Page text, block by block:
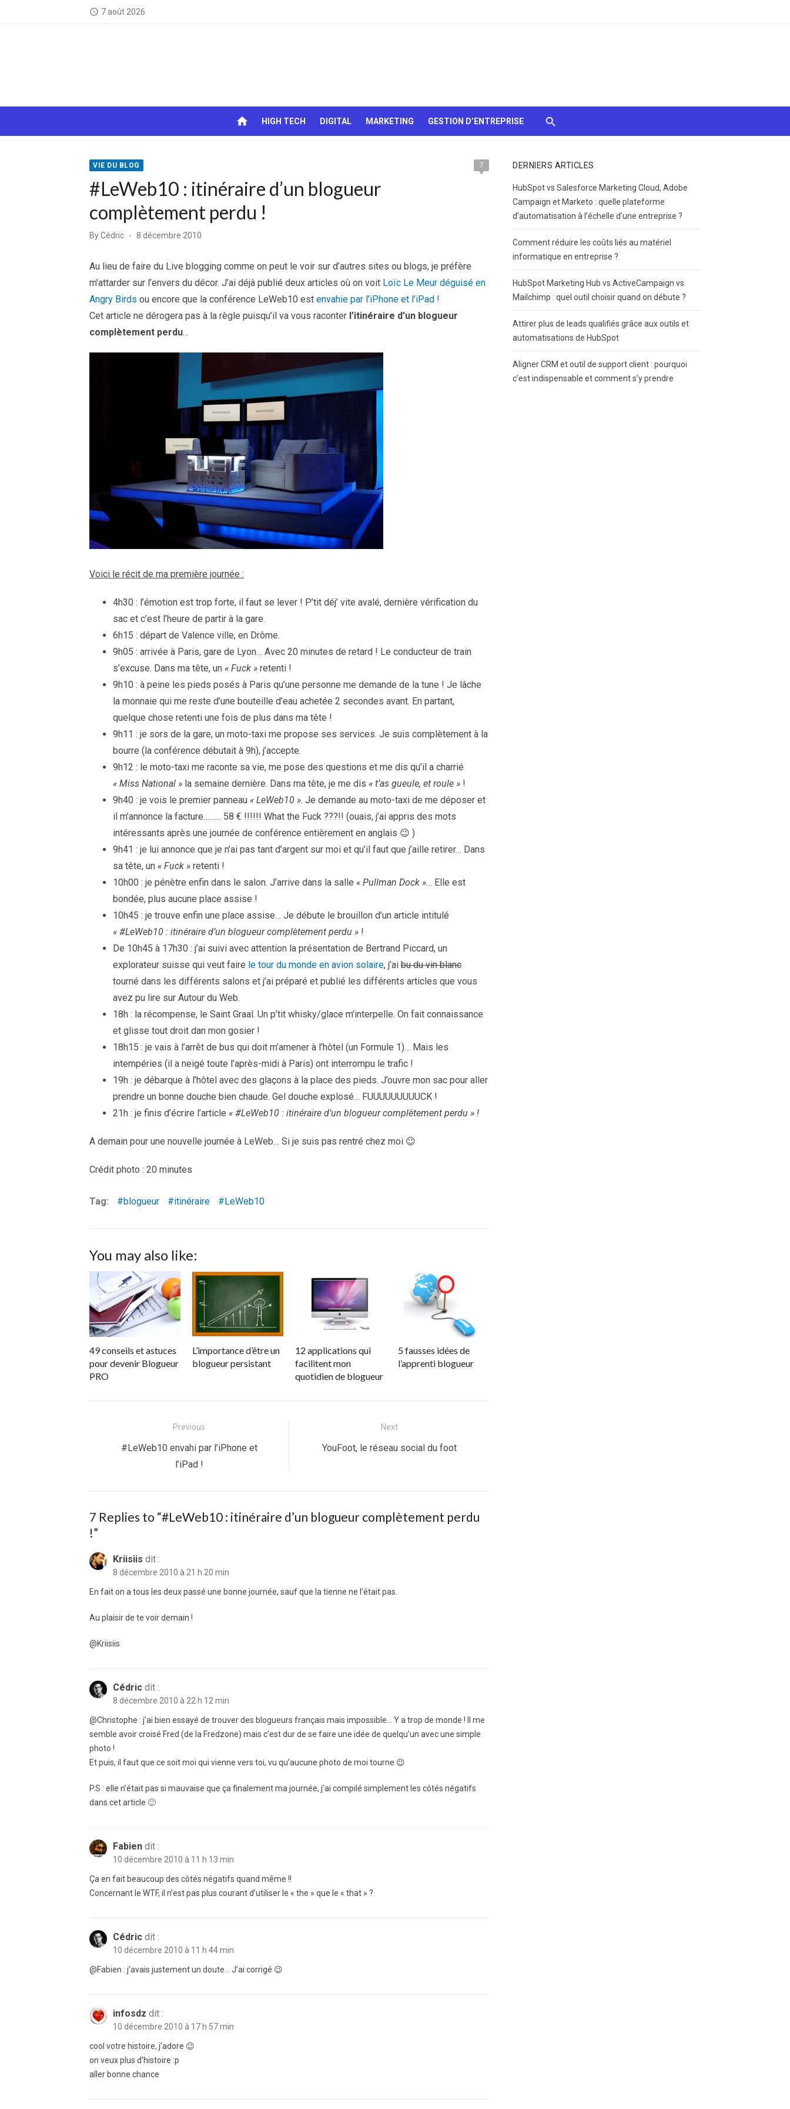
access_time 7 août 2026
chocolats…
home HIGH TECH DIGITAL MARKETING GESTION D’ENTREPRISE
VIE DU BLOG 7
#LeWeb10 : itinéraire d’un blogueur
complètement perdu !
ByCédric
Posted
8 décembre 2010
Au lieu de faire du Live blogging comme on peut le voir sur d’autres sites ou blogs, je préfère
m’attarder sur l’envers du décor. J’ai déjà publié deux articles où on voit Loïc Le Meur déguisé en
Angry Birds ou encore que la conférence LeWeb10 est envahie par l’iPhone et l’iPad !
Cet article ne dérogera pas à la règle puisqu’il va vous raconter l’itinéraire d’un blogueur
complètement perdu…
Voici le récit de ma première journée :
4h30 : l’émotion est trop forte, il faut se lever ! P’tit déj’ vite avalé, dernière vérification du
sac et c’est l’heure de partir à la gare.
6h15 : départ de Valence ville, en Drôme.
9h05 : arrivée à Paris, gare de Lyon… Avec 20 minutes de retard ! Le conducteur de train
s’excuse. Dans ma tête, un « Fuck » retenti !
9h10 : à peine les pieds posés à Paris qu’une personne me demande de la tune ! Je lâche
la monnaie qui me reste d’une bouteille d’eau achetée 2 secondes avant. En partant,
quelque chose retenti une fois de plus dans ma tête !
9h11 : je sors de la gare, un moto-taxi me propose ses services. Je suis complètement à la
bourre (la conférence débutait à 9h), j’accepte.
9h12 : le moto-taxi me raconte sa vie, me pose des questions et me dis qu’il a charrié
« Miss National » la semaine dernière. Dans ma tête, je me dis « t’as gueule, et roule » !
9h40 : je vois le premier panneau « LeWeb10 ». Je demande au moto-taxi de me déposer et
il m’annonce la facture……… 58 € !!!!!! What the Fuck ???!! (ouais, j’ai appris des mots
intéressants après une journée de conférence entièrement en anglais 😉 )
9h41 : je lui annonce que je n’ai pas tant d’argent sur moi et qu’il faut que j’aille retirer… Dans
sa tête, un « Fuck » retenti !
10h00 : je pénètre enfin dans le salon. J’arrive dans la salle « Pullman Dock »… Elle est
bondée, plus aucune place assise !
10h45 : je trouve enfin une place assise… Je débute le brouillon d’un article intitulé
« #LeWeb10 : itinéraire d’un blogueur complètement perdu » !
De 10h45 à 17h30 : j’ai suivi avec attention la présentation de Bertrand Piccard, un
explorateur suisse qui veut faire le tour du monde en avion solaire, j’ai bu du vin blanc
tourné dans les différents salons et j’ai préparé et publié les différents articles que vous
avez pu lire sur Autour du Web.
18h : la récompense, le Saint Graal. Un p’tit whisky/glace m’interpelle. On fait connaissance
et glisse tout droit dan mon gosier !
18h15 : je vais à l’arrêt de bus qui doit m’amener à l’hôtel (un Formule 1)… Mais les
intempéries (il a neigé toute l’après-midi à Paris) ont interrompu le trafic !
19h : je débarque à l’hôtel avec des glaçons à la place des pieds. J’ouvre mon sac pour aller
prendre un bonne douche bien chaude. Gel douche explosé… FUUUUUUUUUCK !
21h : je finis d’écrire l’article « #LeWeb10 : itinéraire d’un blogueur complètement perdu » !
A demain pour une nouvelle journée à LeWeb… Si je suis pas rentré chez moi 😉
Crédit photo : 20 minutes
Tag: blogueur itinéraire LeWeb10
You may also like:
49 conseils et astuces
pour devenir Blogueur
PRO
L’importance d’être un
blogueur persistant
12 applications qui
facilitent mon
quotidien de blogueur
5 fausses idées de
l’apprenti blogueur
Previous
Previous
#LeWeb10 envahi par l’iPhone et
l’iPad !
Next
Next
YouFoot, le réseau social du foot
7 Replies to “#LeWeb10 : itinéraire d’un blogueur complètement perdu
!”
Kriisiis dit :
8 décembre 2010 à 21 h 20 min
En fait on a tous les deux passé une bonne journée, sauf que la tienne ne l’était pas.
Au plaisir de te voir demain !
@Kriisiis
Cédric dit :
8 décembre 2010 à 22 h 12 min
@Christophe : j’ai bien essayé de trouver des blogueurs français mais impossible… Y a trop de monde ! Il me
semble avoir croisé Fred (de la Fredzone) mais c’est dur de se faire une idée de quelqu’un avec une simple
photo !
Et puis, il faut que ce soit moi qui vienne vers toi, vu qu’aucune photo de moi tourne 😉
P.S : elle n’était pas si mauvaise que ça finalement ma journée, j’ai compilé simplement les côtés négatifs
dans cet article 🙂
Fabien dit :
10 décembre 2010 à 11 h 13 min
Ça en fait beaucoup des côtés négatifs quand même !!
Concernant le WTF, il n’est pas plus courant d’utiliser le « the » que le « that » ?
Cédric dit :
10 décembre 2010 à 11 h 44 min
@Fabien : j’avais justement un doute… J’ai corrigé 😉
infosdz dit :
10 décembre 2010 à 17 h 57 min
cool votre histoire, j’adore 😉
on veux plus d’histoire :p
aller bonne chance
DERNIERS ARTICLES
HubSpot vs Salesforce Marketing Cloud, Adobe
Campaign et Marketo : quelle plateforme
d’automatisation à l’échelle d’une entreprise ?
Comment réduire les coûts liés au matériel
informatique en entreprise ?
HubSpot Marketing Hub vs ActiveCampaign vs
Mailchimp : quel outil choisir quand on débute ?
Attirer plus de leads qualifiés grâce aux outils et
automatisations de HubSpot
Aligner CRM et outil de support client : pourquoi
c’est indispensable et comment s’y prendre